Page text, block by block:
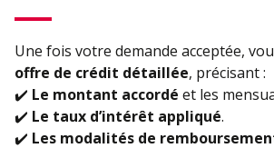
Une fois votre demande acceptée,
offre de crédit détaillée, précisant :
✔️ Le montant accordé et les
✔️ Le taux d’intérêt appliqué.
✔️ Les modalités de